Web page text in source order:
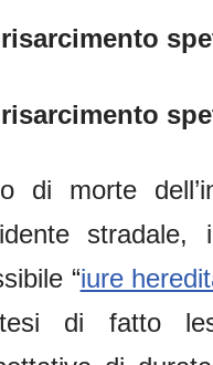
di morte
“iure
di fatto